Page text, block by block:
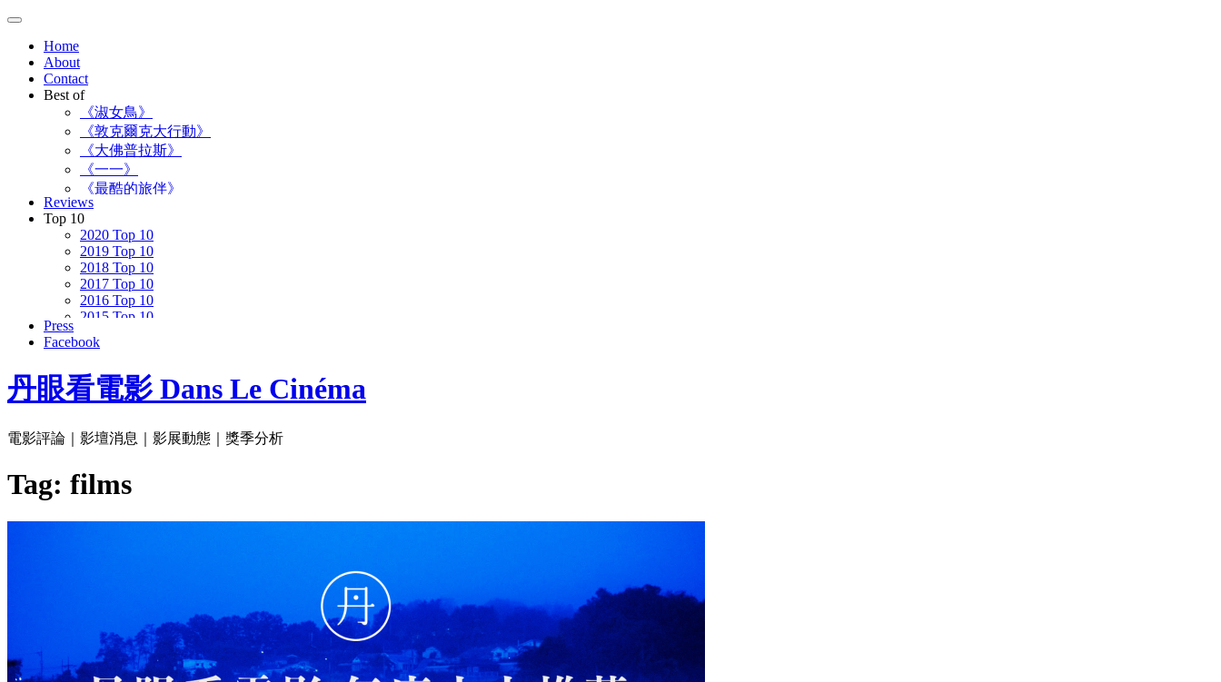
Skip
contentHome
About
Contact
Best of
《淑女鳥》
《敦克爾克大行動》
《大佛普拉斯》
《一一》
《最酷的旅伴》
《登月先鋒》
Reviews
Top 10
2020 Top 10
2019 Top 10
2018 Top 10
2017 Top 10
2016 Top 10
2015 Top 10
2013 Top 10
Press
Facebook
丹眼看電影 Dans Le Cinéma
電影評論｜影壇消息｜影展動態｜獎季分析
Tag: films